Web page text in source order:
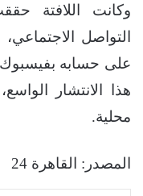
وكانت اللافتة
التواصل
على حسابه
هذا الانتشار
محلية.
المصدر: القاهرة 24